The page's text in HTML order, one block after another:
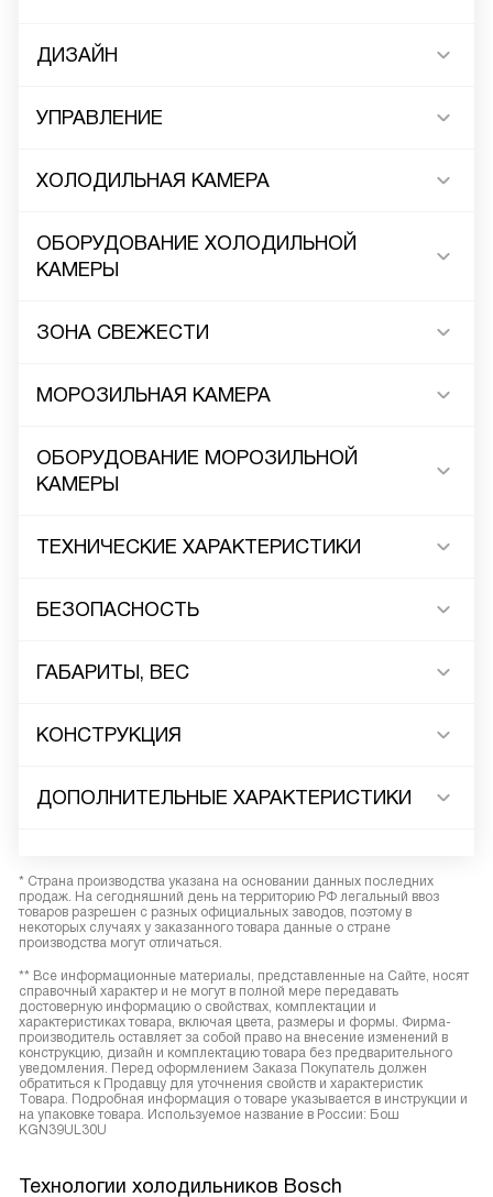
ДИЗАЙН
УПРАВЛЕНИЕ
ХОЛОДИЛЬНАЯ КАМЕРА
ОБОРУДОВАНИЕ ХОЛОДИЛЬНОЙ
КАМЕРЫ
ЗОНА СВЕЖЕСТИ
МОРОЗИЛЬНАЯ КАМЕРА
ОБОРУДОВАНИЕ МОРОЗИЛЬНОЙ
КАМЕРЫ
ТЕХНИЧЕСКИЕ ХАРАКТЕРИСТИКИ
БЕЗОПАСНОСТЬ
ГАБАРИТЫ, ВЕС
КОНСТРУКЦИЯ
ДОПОЛНИТЕЛЬНЫЕ ХАРАКТЕРИСТИКИ
* Страна производства указана на основании данных последних
продаж. На сегодняшний день на территорию РФ легальный ввоз
товаров разрешен с разных официальных заводов, поэтому в
некоторых случаях у заказанного товара данные о стране
производства могут отличаться.
** Все информационные материалы, представленные на Сайте, носят
справочный характер и не могут в полной мере передавать
достоверную информацию о свойствах, комплектации и
характеристиках товара, включая цвета, размеры и формы. Фирма-
производитель оставляет за собой право на внесение изменений в
конструкцию, дизайн и комплектацию товара без предварительного
уведомления. Перед оформлением Заказа Покупатель должен
обратиться к Продавцу для уточнения свойств и характеристик
Товара. Подробная информация о товаре указывается в инструкции и
на упаковке товара. Используемое название в России: Бош
KGN39UL30U
Технологии холодильников Bosch